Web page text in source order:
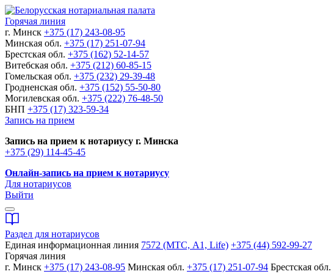
Горячая линия
г. Минск +375 (17) 243-08-95
Минская обл. +375 (17) 251-07-94
Брестская обл. +375 (162) 52-14-57
Витебская обл. +375 (212) 60-85-15
Гомельская обл. +375 (232) 29-39-48
Гродненская обл. +375 (152) 55-50-80
Могилевская обл. +375 (222) 76-48-50
БНП +375 (17) 323-59-34
Запись на прием
Запись на прием к нотариусу г. Минска
+375 (29) 114-45-45
Онлайн-запись на прием к нотариусу
Для нотариусов
Выйти
Раздел для нотариусов
Единая информационная линия 7572 (МТС, A1, Life) +375 (44) 592-99-27
Горячая линия
г. Минск +375 (17) 243-08-95 Минская обл. +375 (17) 251-07-94 Брестская обл.